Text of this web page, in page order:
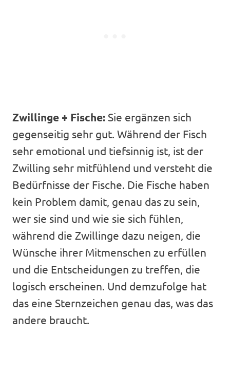
Zwillinge + Fische: Sie ergänzen sich
gegenseitig sehr gut. Während der Fisch
sehr emotional und tiefsinnig ist, ist der
Zwilling sehr mitfühlend und versteht die
Bedürfnisse der Fische. Die Fische haben
kein Problem damit, genau das zu sein,
wer sie sind und wie sie sich fühlen,
während die Zwillinge dazu neigen, die
Wünsche ihrer Mitmenschen zu erfüllen
und die Entscheidungen zu treffen, die
logisch erscheinen. Und demzufolge hat
das eine Sternzeichen genau das, was das
andere braucht.